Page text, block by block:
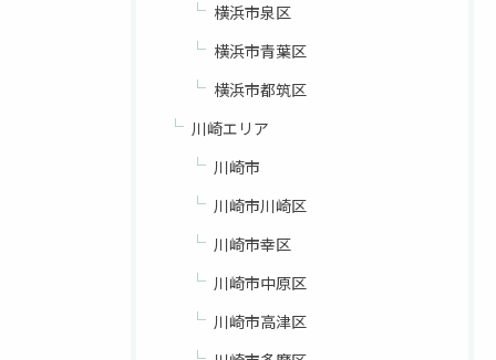
横浜市泉区
横浜市青葉区
横浜市都筑区
川崎エリア
川崎市
川崎市川崎区
川崎市幸区
川崎市中原区
川崎市高津区